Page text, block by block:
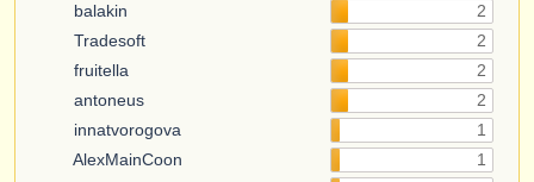
balakin
2
Tradesoft
2
fruitella
2
antoneus
2
innatvorogova
1
AlexMainCoon
1